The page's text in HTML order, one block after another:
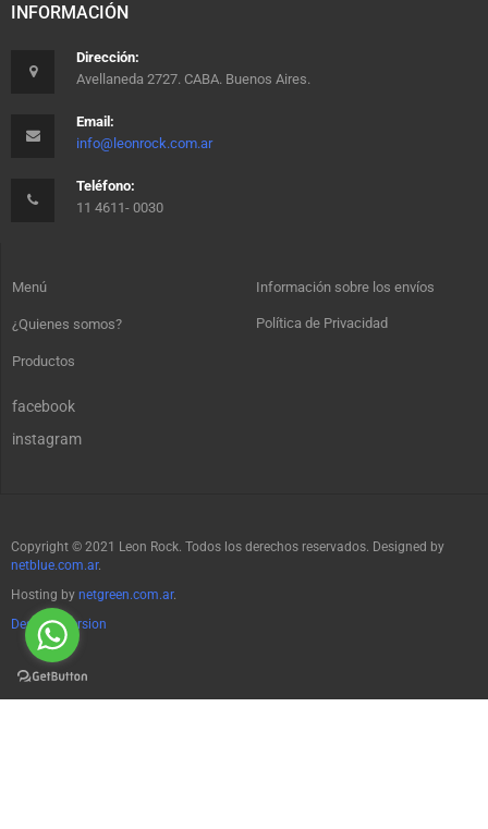
INFORMACIÓN
Dirección:
Avellaneda 2727. CABA. Buenos Aires.
Email:
info@leonrock.com.ar
Teléfono:
11 4611- 0030
Menú
¿Quienes somos?
Productos
Información sobre los envíos
Política de Privacidad
facebook
instagram
Copyright © 2021 Leon Rock. Todos los derechos reservados. Designed by
netblue.com.ar.
Hosting by netgreen.com.ar.
Desktop Version